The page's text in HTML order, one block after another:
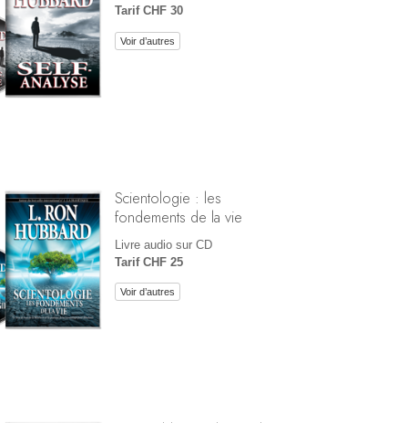
Tarif CHF 30
Voir d’autres
Scientologie : les
fondements de la vie
Livre audio sur CD
Tarif CHF 25
Voir d’autres